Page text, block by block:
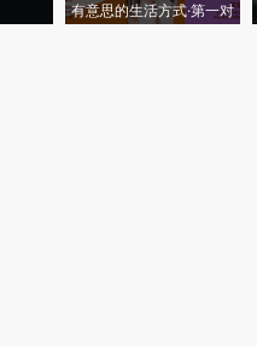
有意思的生活方式·第一对